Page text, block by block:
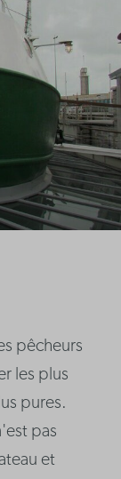
pêcheurs
les plus
pures.
pas
et